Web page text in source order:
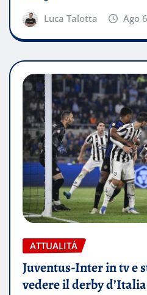
Luca Talotta Ago
ATTUALITÀ
Juventus-Inter in tv e
vedere il derby